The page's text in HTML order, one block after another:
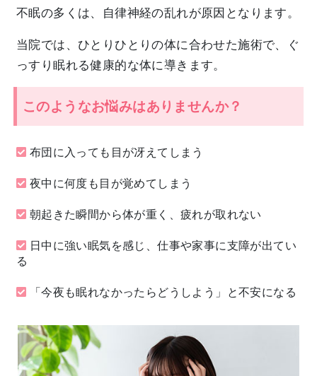
不眠の多くは、自律神経の乱れが原因となります。
当院では、ひとりひとりの体に合わせた施術で、ぐ
っすり眠れる健康的な体に導きます。
このようなお悩みはありませんか？
布団に入っても目が冴えてしまう
夜中に何度も目が覚めてしまう
朝起きた瞬間から体が重く、疲れが取れない
日中に強い眠気を感じ、仕事や家事に支障が出てい
る
「今夜も眠れなかったらどうしよう」と不安になる